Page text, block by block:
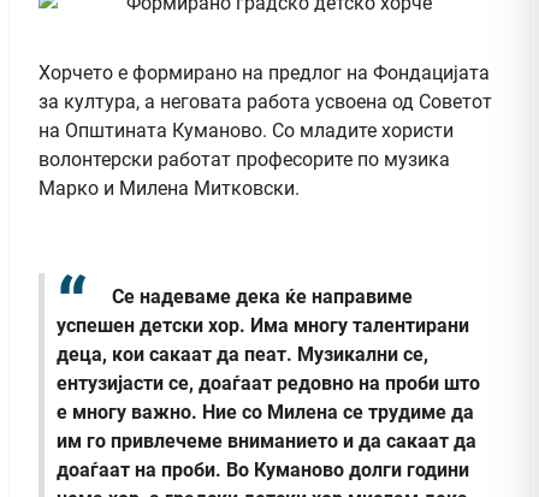
Хорчето е формирано на предлог на Фондацијата
за култура, а неговата работа усвоена од Советот
на Општината Куманово. Со младите хористи
волонтерски работат професорите по музика
Марко и Милена Митковски.
Се надеваме дека ќе направиме
успешен детски хор. Има многу талентирани
деца, кои сакаат да пеат. Музикални се,
ентузијасти се, доаѓаат редовно на проби што
е многу важно. Ние со Милена се трудиме да
им го привлечеме вниманието и да сакаат да
доаѓаат на проби. Во Куманово долги години